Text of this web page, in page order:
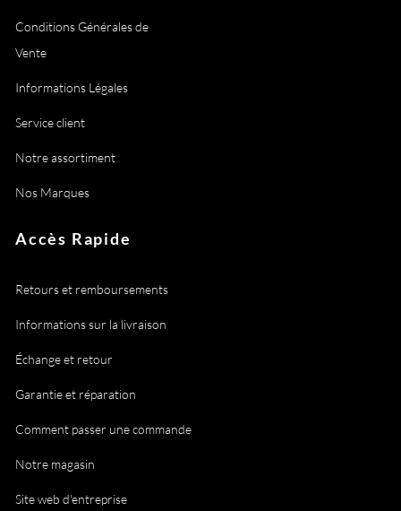
Conditions Générales de
Vente
Informations Légales
Service client
Notre assortiment
Nos Marques
Accès Rapide
Retours et remboursements
Informations sur la livraison
Échange et retour
Garantie et réparation
Comment passer une commande
Notre magasin
Site web d'entreprise